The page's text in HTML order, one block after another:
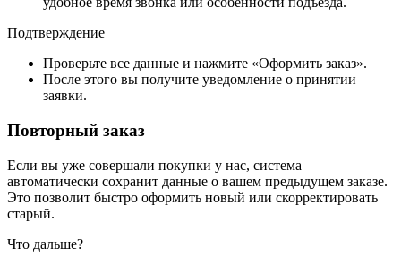
Подтверждение
Проверьте все данные и нажмите «Оформить заказ».
После этого вы получите уведомление о принятии
заявки.
Повторный заказ
Если вы уже совершали покупки у нас, система
автоматически сохранит данные о вашем предыдущем заказе.
Это позволит быстро оформить новый или скорректировать
старый.
Что дальше?